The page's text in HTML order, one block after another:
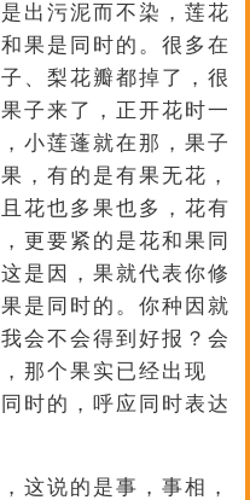
出污泥而不染，莲花
果是同时的。很多在
、梨花瓣都掉了，很
子来了，正开花时一
小莲蓬就在那，果子
，有的是有果无花，
花也多果也多，花有
更要紧的是花和果同
是因，果就代表你修
是同时的。你种因就
会不会得到好报？会
那个果实已经出现
时的，呼应同时表达
这说的是事，事相，